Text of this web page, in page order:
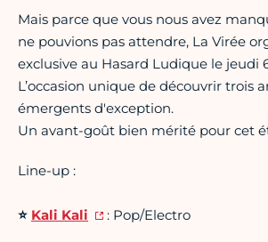
Mais parce que vous nous avez
ne pouvions pas attendre, La Virée
exclusive au Hasard Ludique le jeudi
L’occasion unique de découvrir trois
émergents d'exception.
Un avant-goût bien mérité pour cet
Line-up :
⭐ Kali Kali : Pop/Electro